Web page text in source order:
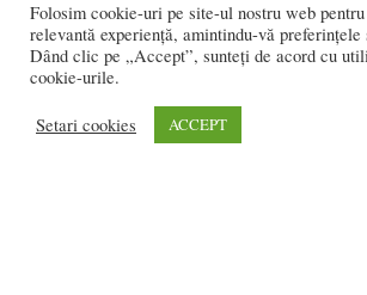
redactia@bistriteanul.ro
0722.480.707
Folosim cookie-uri pe site-ul nostru web
relevantă experiență, amintindu-vă
Dând clic pe „Accept”, sunteți de acord cu
cookie-urile.
Setari cookies ACCEPT